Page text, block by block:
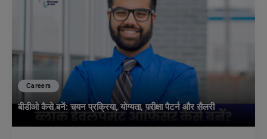
Careers
बीडीओ कैसे बनें: चयन प्रक्रिया, योग्यता, परीक्षा पैटर्न और सैलरी